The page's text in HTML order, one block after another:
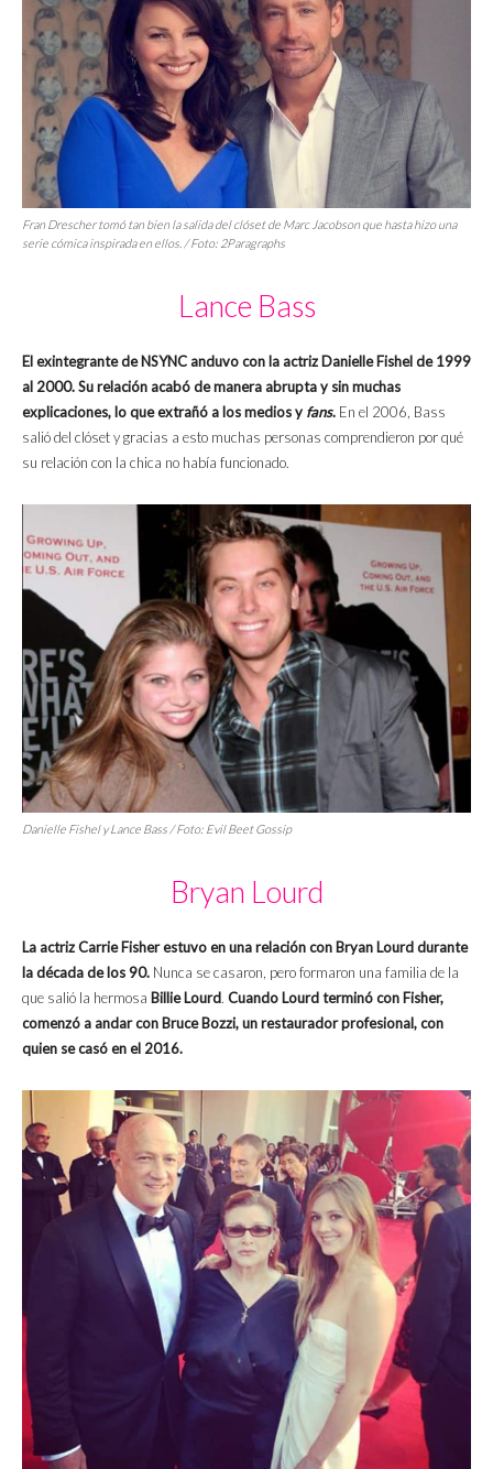
Fran Drescher tomó tan bien la salida del clóset de Marc Jacobson que hasta hizo una
serie cómica inspirada en ellos. / Foto: 2Paragraphs
Lance Bass
El exintegrante de NSYNC anduvo con la actriz Danielle Fishel de 1999
al 2000. Su relación acabó de manera abrupta y sin muchas
explicaciones, lo que extrañó a los medios y fans. En el 2006, Bass
salió del clóset y gracias a esto muchas personas comprendieron por qué
su relación con la chica no había funcionado.
Danielle Fishel y Lance Bass / Foto: Evil Beet Gossip
Bryan Lourd
La actriz Carrie Fisher estuvo en una relación con Bryan Lourd durante
la década de los 90. Nunca se casaron, pero formaron una familia de la
que salió la hermosa Billie Lourd. Cuando Lourd terminó con Fisher,
comenzó a andar con Bruce Bozzi, un restaurador profesional, con
quien se casó en el 2016.